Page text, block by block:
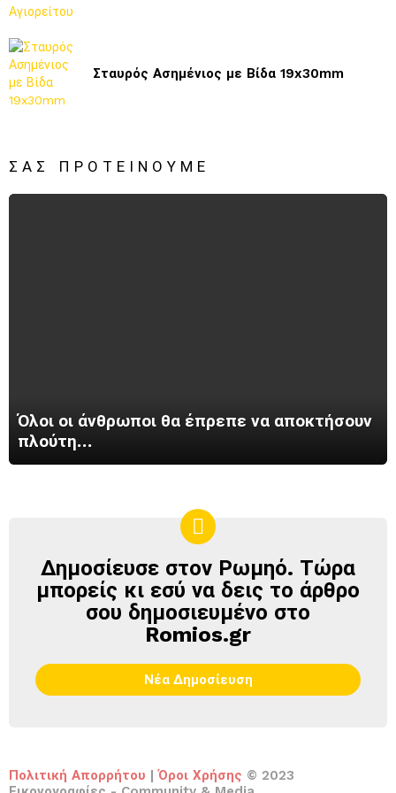
Σταυρός Ασημένιος με Βίδα 19x30mm
ΣΑΣ ΠΡΟΤΕΊΝΟΥΜΕ
Όλοι οι άνθρωποι θα έπρεπε να αποκτήσουν
πλούτη…
ΔΗΜΟΣΊΕΥΣΕ
ΣΤΟΝ
ΡΩΜΗΌ
Δημοσίευσε στον Ρωμηό. Τώρα
μπορείς κι εσύ να δεις το άρθρο
σου δημοσιευμένο στο
Romios.gr
Νέα Δημοσίευση
Πολιτική Απορρήτου Όροι Χρήσης © 2023